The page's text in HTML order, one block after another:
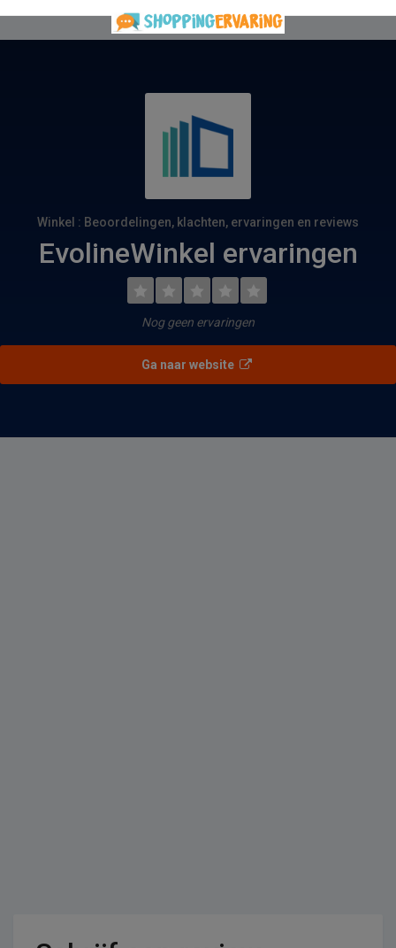
Winkel : Beoordelingen, klachten, ervaringen en reviews
EvolineWinkel ervaringen
Nog geen ervaringen
Ga naar website